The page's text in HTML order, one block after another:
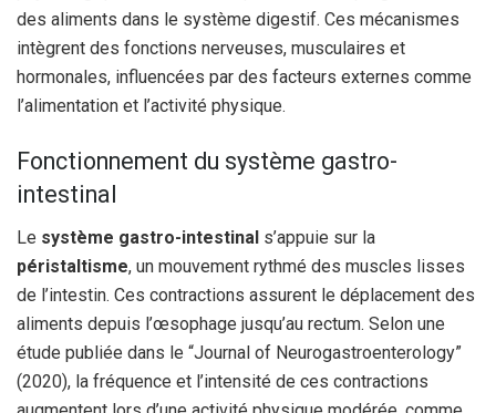
des aliments dans le système digestif. Ces mécanismes
intègrent des fonctions nerveuses, musculaires et
hormonales, influencées par des facteurs externes comme
l’alimentation et l’activité physique.
Fonctionnement du système gastro-
intestinal
Le système gastro-intestinal s’appuie sur la
péristaltisme, un mouvement rythmé des muscles lisses
de l’intestin. Ces contractions assurent le déplacement des
aliments depuis l’œsophage jusqu’au rectum. Selon une
étude publiée dans le “Journal of Neurogastroenterology”
(2020), la fréquence et l’intensité de ces contractions